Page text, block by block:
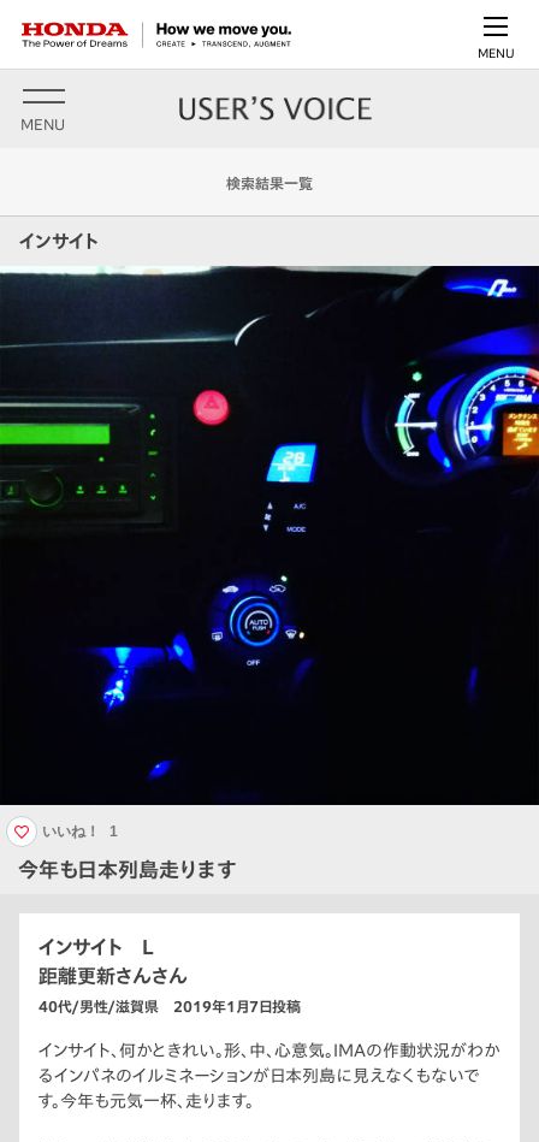
MENU
MENU
検索結果一覧
インサイト
今年も日本列島走ります
いいね！ 1
インサイト L
距離更新さんさん
40代/男性/滋賀県 2019年1月7日投稿
インサイト、何かときれい。形、中、心意気。IMAの作動状況がわか
るインパネのイルミネーションが日本列島に見えなくもないで
す。今年も元気一杯、走ります。